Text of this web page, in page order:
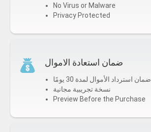
No Virus or Malware
Privacy Protected
ضمان استعادة الاموال
ضمان استرداد الأموال لمدة 30 يومًا
نسخة تجريبية مجانية
Preview Before the Purchase